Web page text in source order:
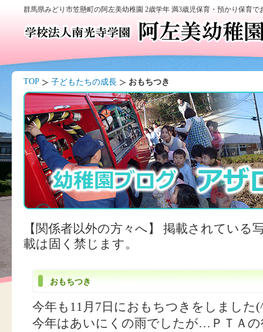
群馬県みどり市笠懸町の阿左美幼稚園 2歳学年 満3歳児保育・預かり保育
TOP 子どもたちの成長 おもちつき
【関係者以外の方々へ】 掲載されている
載は固く禁じます。
おもちつき
今年も11月7日におもちつきをしました
今年はあいにくの雨でしたが…ＰＴＡ